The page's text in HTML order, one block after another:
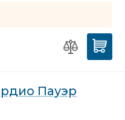
Пауэр